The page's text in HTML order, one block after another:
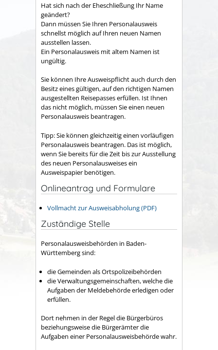
Hat sich nach der Eheschließung Ihr Name
geändert?
Dann müssen Sie Ihren Personalausweis
schnellst möglich auf Ihren neuen Namen
ausstellen lassen.
Ein Personalausweis mit altem Namen ist
ungültig.
Sie können Ihre Ausweispflicht auch durch den
Besitz eines gültigen, auf den richtigen Namen
ausgestellten Reisepasses erfüllen. Ist Ihnen
das nicht möglich, müssen Sie einen neuen
Personalausweis beantragen.
Tipp:Sie können gleichzeitig einen vorläufigen
Personalausweis beantragen. Das ist möglich,
wenn Sie bereits für die Zeit bis zur Ausstellung
des neuen Personalausweises ein
Ausweispapier benötigen.
Onlineantrag und Formulare
Vollmacht zur Ausweisabholung (PDF)
Zuständige Stelle
Personalausweisbehörden in Baden-
Württemberg sind:
die Gemeinden als Ortspolizeibehörden
die Verwaltungsgemeinschaften,welche die
Aufgaben der Meldebehörde erledigen oder
erfüllen.
Dort nehmen in der Regel die Bürgerbüros
beziehungsweise die Bürgerämter die
Aufgaben einer Personalausweisbehörde wahr.